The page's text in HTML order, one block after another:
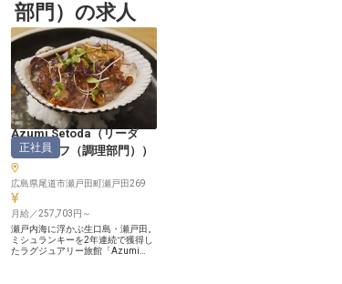
部門）の求人
Azumi Setoda（リーダ
ー・チーフ（調理部門）
）
正社員
広島県尾道市瀬戸田町瀬戸田269
月給／257,703円～
瀬戸内海に浮かぶ生口島・瀬戸田。
ミシュランキーを2年連続で獲得し
たラグジュアリー旅館「Azumi